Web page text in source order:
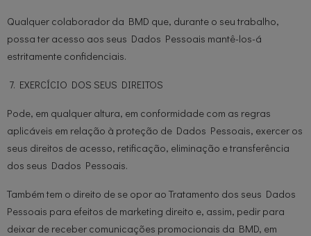
Qualquer colaborador da BMD que, durante o seu trabalho,
possa ter acesso aos seus Dados Pessoais mantê-los-á
estritamente confidenciais.
7. EXERCÍCIO DOS SEUS DIREITOS
Pode, em qualquer altura, em conformidade com as regras
aplicáveis em relação à proteção de Dados Pessoais, exercer os
seus direitos de acesso, retificação, eliminação e transferência
dos seus Dados Pessoais.
Também tem o direito de se opor ao Tratamento dos seus Dados
Pessoais para efeitos de marketing direito e, assim, pedir para
deixar de receber comunicações promocionais da BMD, em